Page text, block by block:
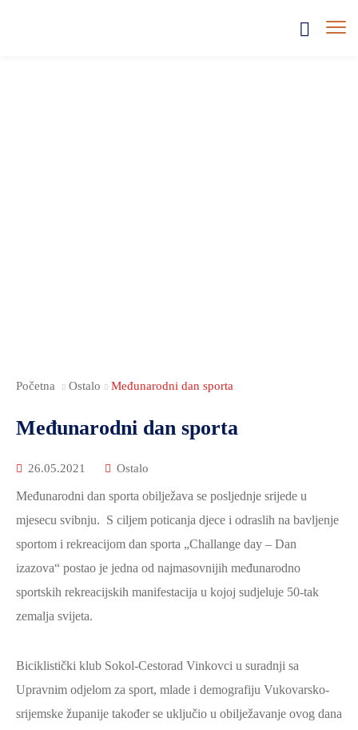
Početna Ostalo Međunarodni dan sporta
Međunarodni dan sporta
26.05.2021 Ostalo
Međunarodni dan sporta obilježava se posljednje srijede u
mjesecu svibnju. S ciljem poticanja djece i odraslih na bavljenje
sportom i rekreacijom dan sporta „Challange day – Dan
izazova“ postao je jedna od najmasovnijih međunarodno
sportskih rekreacijskih manifestacija u kojoj sudjeluje 50-tak
zemalja svijeta.
Biciklistički klub Sokol-Cestorad Vinkovci u suradnji sa
Upravnim odjelom za sport, mlade i demografiju Vukovarsko-
srijemske županije također se uključio u obilježavanje ovog dana